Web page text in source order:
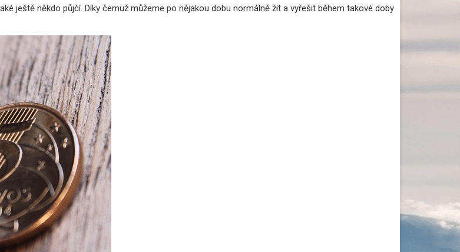
ještě někdo půjčí. Díky čemuž můžeme po nějakou dobu normálně žít a vyřešit během takové doby